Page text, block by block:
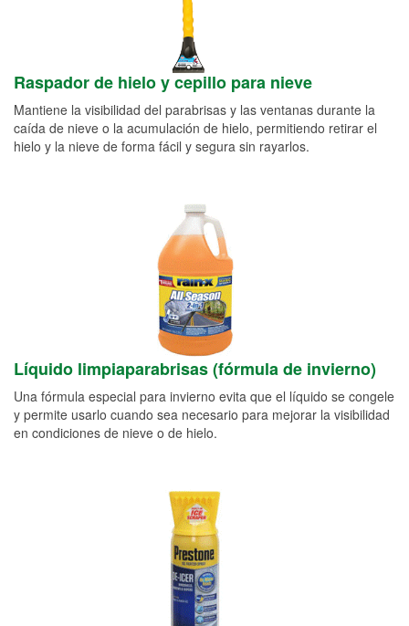
Raspador de hielo y cepillo para nieve
Mantiene la visibilidad del parabrisas y las ventanas durante la
caída de nieve o la acumulación de hielo, permitiendo retirar el
hielo y la nieve de forma fácil y segura sin rayarlos.
Líquido limpiaparabrisas (fórmula de invierno)
Una fórmula especial para invierno evita que el líquido se congele
y permite usarlo cuando sea necesario para mejorar la visibilidad
en condiciones de nieve o de hielo.